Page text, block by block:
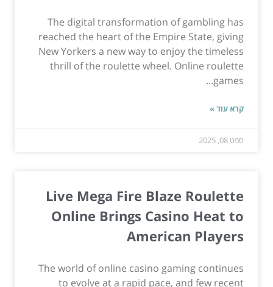
The digital transformation of gambling has
reached the heart of the Empire State, giving
New Yorkers a new way to enjoy the timeless
thrill of the roulette wheel. Online roulette
games...
קרא עוד »
ספט 08, 2025
Live Mega Fire Blaze Roulette
Online Brings Casino Heat to
American Players
The world of online casino gaming continues
to evolve at a rapid pace, and few recent